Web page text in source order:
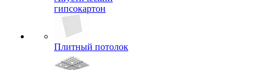
гипсокартон
Плитный потолок